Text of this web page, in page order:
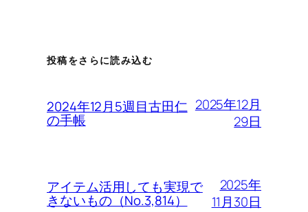
投稿をさらに読み込む
2024年12月5週目古田仁
の手帳
2025年12月
29日
アイテム活用しても実現で
きないもの（No.3,814）
2025年
11月30日